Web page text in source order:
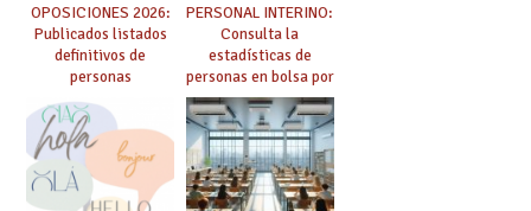
OPOSICIONES 2026:
Publicados listados
definitivos de
personas
seleccionadas. ¿Qué
hacer ahora si he
obtenido plaza?
PERSONAL INTERINO:
Consulta la
estadísticas de
personas en bolsa por
cuerpo, especialidad
y tipo de bolsa para
el curso 26/27